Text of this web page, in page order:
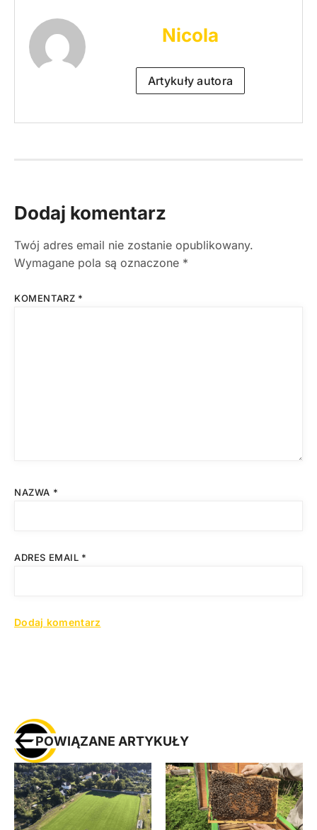
Nicola
Artykuły autora
Dodaj komentarz
Twój adres email nie zostanie opublikowany.
Wymagane pola są oznaczone *
KOMENTARZ *
NAZWA *
ADRES EMAIL *
POWIĄZANE ARTYKUŁY